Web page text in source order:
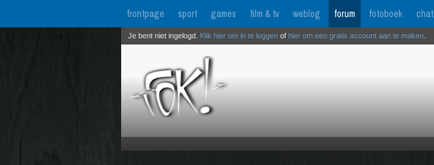
frontpage sport games film & tv weblog forum fotoboek chat
Je bent niet ingelogd. Klik hier om in te loggen of hier om een gratis account aan te maken